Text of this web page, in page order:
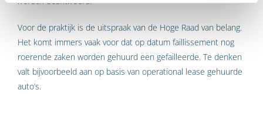
Voor de praktijk is de uitspraak van de Hoge Raad van belang.
Het komt immers vaak voor dat op datum faillissement nog
roerende zaken worden gehuurd een gefailleerde. Te denken
valt bijvoorbeeld aan op basis van operational lease gehuurde
auto’s.